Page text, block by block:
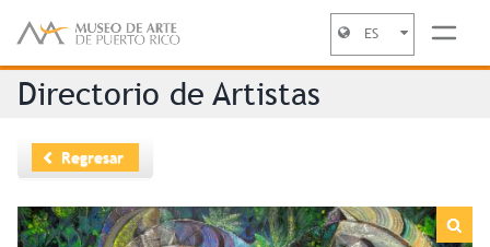
Jump to navigation
ES
Directorio de Artistas
Regresar